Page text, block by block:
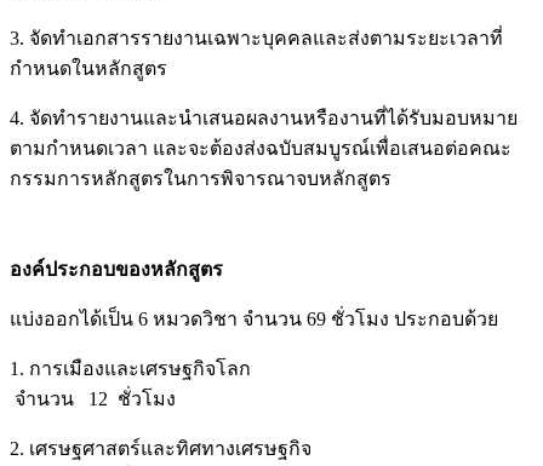
3. จัดทำเอกสารรายงานเฉพาะบุคคลและส่งตามระยะเวลาที่
กำหนดในหลักสูตร
4. จัดทำรายงานและนำเสนอผลงานหรืองานที่ได้รับมอบหมาย
ตามกำหนดเวลา และจะต้องส่งฉบับสมบูรณ์เพื่อเสนอต่อคณะ
กรรมการหลักสูตรในการพิจารณาจบหลักสูตร
องค์ประกอบของหลักสูตร
แบ่งออกได้เป็น 6 หมวดวิชา จำนวน 69 ชั่วโมง ประกอบด้วย
1. การเมืองและเศรษฐกิจโลก
จำนวน 12 ชั่วโมง
2. เศรษฐศาสตร์และทิศทางเศรษฐกิจ